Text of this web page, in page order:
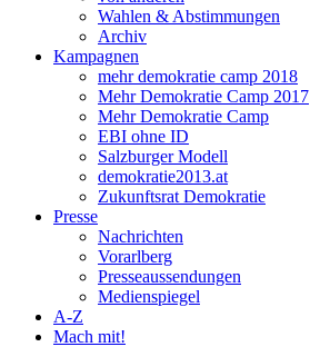
Wahlen & Abstimmungen
Archiv
Kampagnen
mehr demokratie camp 2018
Mehr Demokratie Camp 2017
Mehr Demokratie Camp
EBI ohne ID
Salzburger Modell
demokratie2013.at
Zukunftsrat Demokratie
Presse
Nachrichten
Vorarlberg
Presseaussendungen
Medienspiegel
A-Z
Mach mit!